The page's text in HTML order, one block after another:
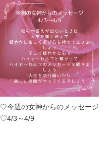
♡今週の女神からのメッセージ
♡4/3～4/9